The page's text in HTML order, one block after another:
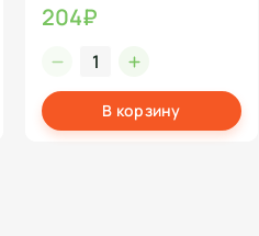
204₽
В корзину